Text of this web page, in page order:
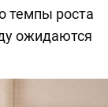
темпы роста
ожидаются